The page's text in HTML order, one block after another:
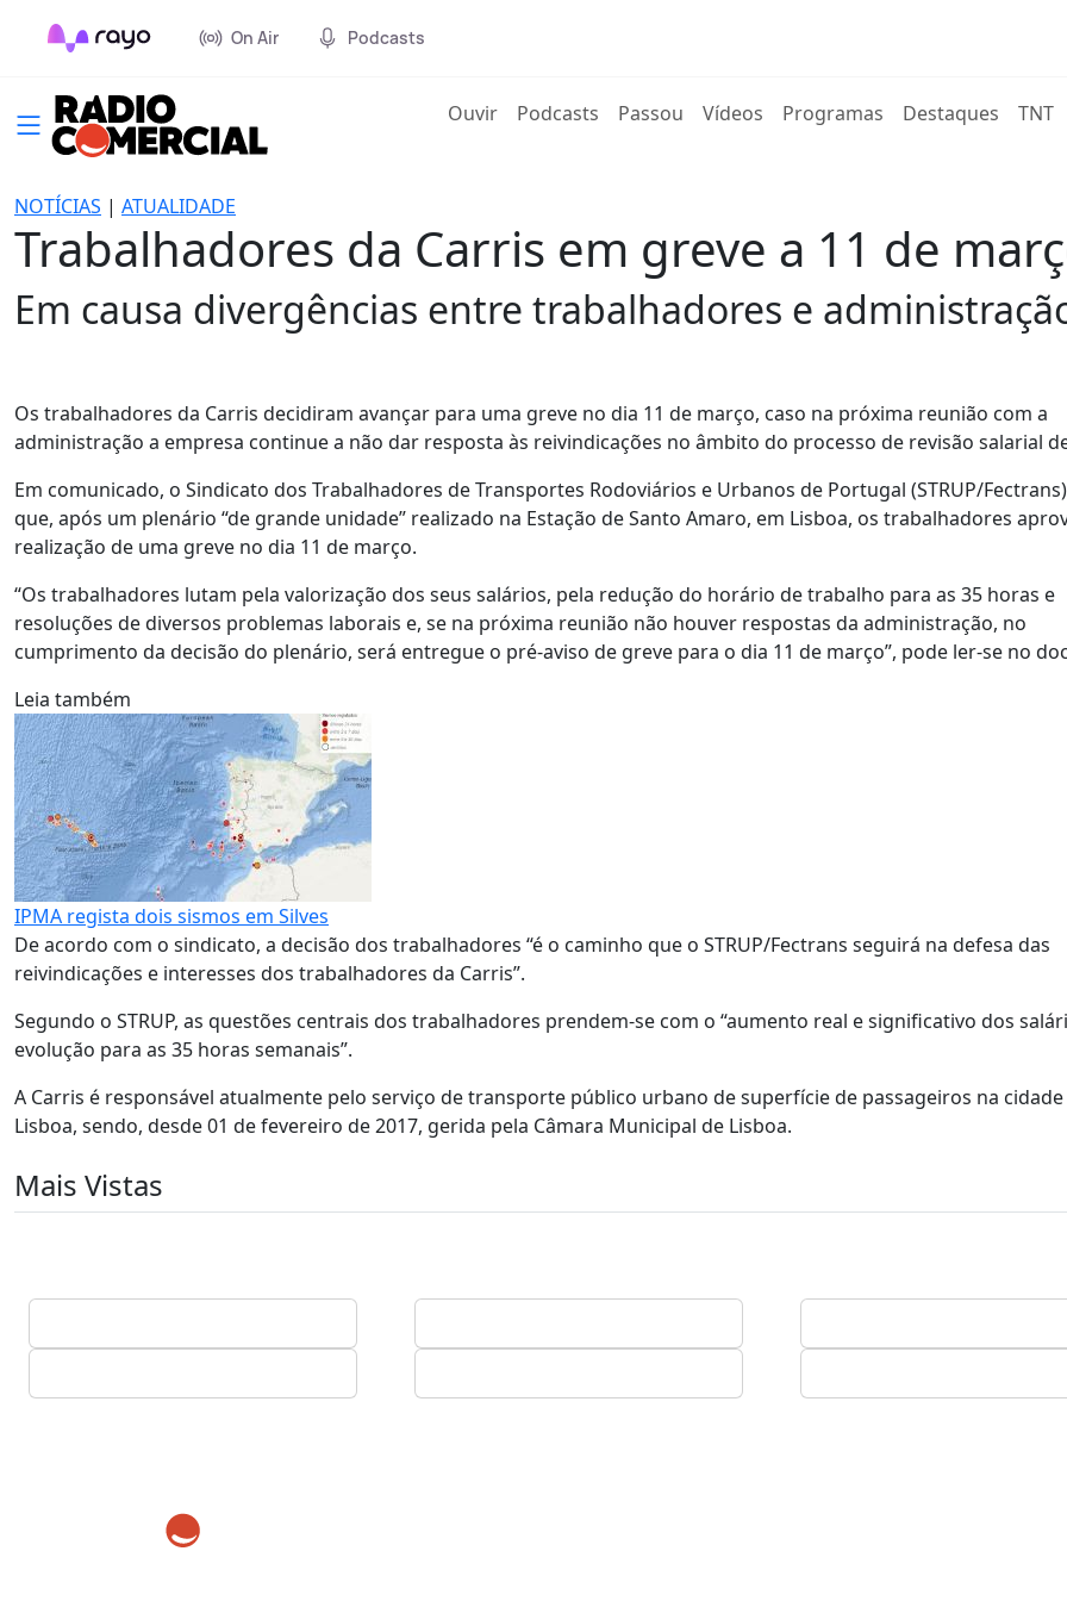
On Air Podcasts
Ouvir(current)
Podcasts Passou Vídeos Programas Destaques TNT
NOTÍCIAS | ATUALIDADE
Trabalhadores da Carris em greve a 11 de
Em causa divergências entre trabalhadores e
Os trabalhadores da Carris decidiram avançar para uma greve no dia 11 de março, caso na próxima reunião com a
administração a empresa continue a não dar resposta às reivindicações no âmbito do processo de revisão salarial
Em comunicado, o Sindicato dos Trabalhadores de Transportes Rodoviários e Urbanos de Portugal (STRUP/
que, após um plenário “de grande unidade” realizado na Estação de Santo Amaro, em Lisboa, os trabalhadores
realização de uma greve no dia 11 de março.
“Os trabalhadores lutam pela valorização dos seus salários, pela redução do horário de trabalho para as 35 horas e
resoluções de diversos problemas laborais e, se na próxima reunião não houver respostas da administração, no
cumprimento da decisão do plenário, será entregue o pré-aviso de greve para o dia 11 de março”, pode ler-se no
Leia também
IPMA regista dois sismos em Silves
De acordo com o sindicato, a decisão dos trabalhadores “é o caminho que o STRUP/Fectrans seguirá na defesa das
reivindicações e interesses dos trabalhadores da Carris”.
Segundo o STRUP, as questões centrais dos trabalhadores prendem-se com o “aumento real e significativo dos
evolução para as 35 horas semanais”.
A Carris é responsável atualmente pelo serviço de transporte público urbano de superfície de passageiros na
Lisboa, sendo, desde 01 de fevereiro de 2017, gerida pela Câmara Municipal de Lisboa.
Mais Vistas